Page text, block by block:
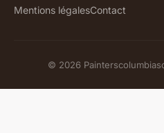
Mentions légalesContact
© 2026